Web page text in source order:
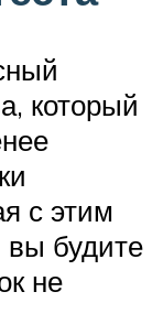
который
с этим
будите
не